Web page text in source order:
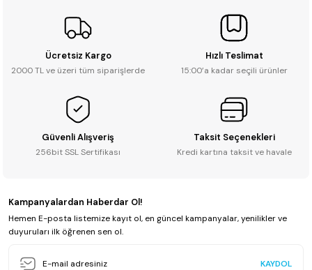
Ücretsiz Kargo
2000 TL ve üzeri tüm siparişlerde
Hızlı Teslimat
15:00’a kadar seçili ürünler
Güvenli Alışveriş
256bit SSL Sertifikası
Taksit Seçenekleri
Kredi kartına taksit ve havale
Kampanyalardan Haberdar Ol!
Hemen E-posta listemize kayıt ol, en güncel kampanyalar, yenilikler ve
duyuruları ilk öğrenen sen ol.
KAYDOL